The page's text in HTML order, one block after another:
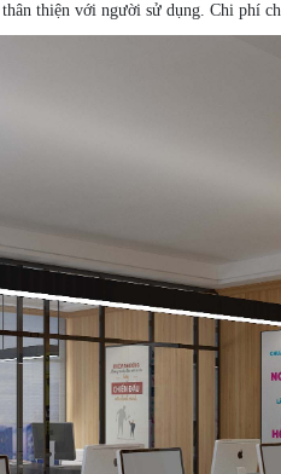
thiện với người sử dụng. Chi phí